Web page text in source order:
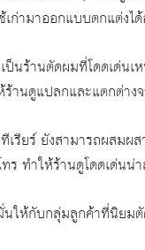
ามาออกแบบตกแต่งได้
นร้านตัดผมที่โดดเด่น
นดูแปลกและแตกต่าง
ยร์ ยังสามารถผสมผ
ร ทำให้ร้านดูโดดเด่นน่
ให้กับกลุ่มลูกค้าที่นิยม